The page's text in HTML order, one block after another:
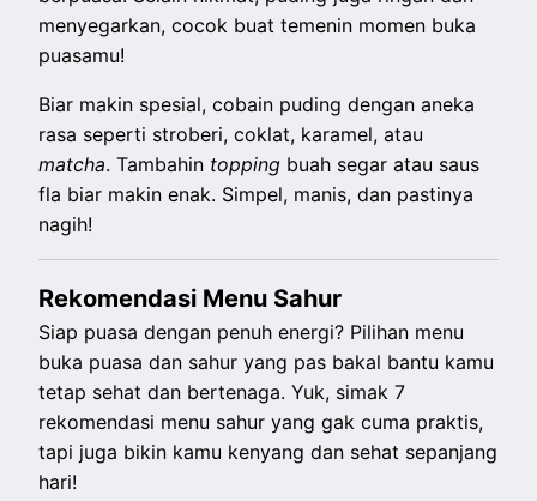
menyegarkan, cocok buat temenin momen buka
puasamu!
Biar makin spesial, cobain puding dengan aneka
rasa seperti stroberi, coklat, karamel, atau
matcha. Tambahin topping buah segar atau saus
fla biar makin enak. Simpel, manis, dan pastinya
nagih!
Rekomendasi Menu Sahur
Siap puasa dengan penuh energi? Pilihan menu
buka puasa dan sahur yang pas bakal bantu kamu
tetap sehat dan bertenaga. Yuk, simak 7
rekomendasi menu sahur yang gak cuma praktis,
tapi juga bikin kamu kenyang dan sehat sepanjang
hari!